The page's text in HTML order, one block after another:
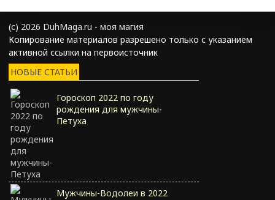
(с) 2026 DuhMaga.ru - моя магия
Копирование материалов разрешено только с указанием
активной ссылки на первоисточник
НОВЫЕ СТАТЬИ
Гороскоп 2022 по году
рождения для мужчины-
Петуха
Мужчины-Водолеи в 2022